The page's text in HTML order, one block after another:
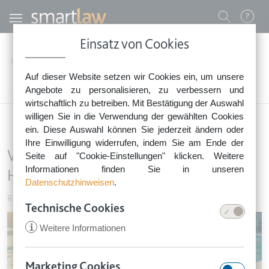
Einsatz von Cookies
Auf dieser Website setzen wir Cookies ein, um unsere
Angebote zu personalisieren, zu verbessern und
wirtschaftlich zu betreiben. Mit Bestätigung der Auswahl
willigen Sie in die Verwendung der gewählten Cookies
ein. Diese Auswahl können Sie jederzeit ändern oder
Ihre Einwilligung widerrufen, indem Sie am Ende der
Seite auf "Cookie-Einstellungen" klicken. Weitere
Informationen finden Sie in unseren
Datenschutzhinweisen.
Technische Cookies
i Weitere Informationen
Direkt zum Inhalt
0800 - 268 4 268 (kostenfrei)
Sie erreichen unser Service-Team:
Montag bis Freitag: 8-18 Uhr
Keine Rechtsberatung.
Benutzermenü
Startseite
Wer muss was beweisen bei einem Hotelunfall im Ausland?
Wer muss was beweisen bei einem
Hotelunfall im Ausland?
Reisen & Urlaub
Image